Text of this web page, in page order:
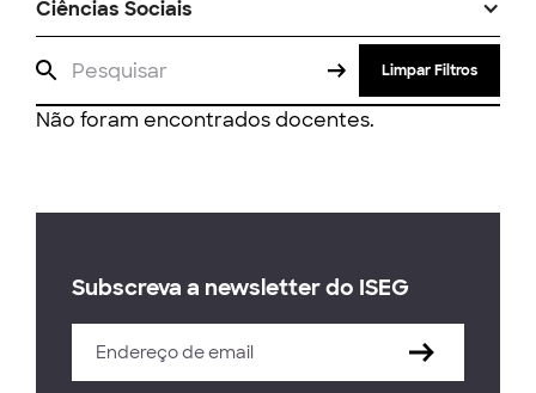
Ciências Sociais
Limpar Filtros
Não foram encontrados docentes.
Subscreva a newsletter do ISEG